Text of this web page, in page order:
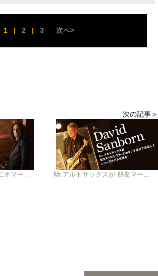
1 | 2 | 3 次へ>
ボサノヴァの巨匠たちにオマージュを 捧げたニューアルバム 「ブラジリアン・ナイツ」が完成！
次の記事＞
Mr.アルトサックスが 朋友マーカス・ミラーとの タッグ復活で完成した ニューアルバムを語る！